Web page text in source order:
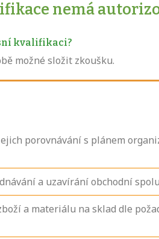
nemá
kvalifikaci?
možné složit zkoušku.
porovnávání s plánem
a uzavírání obchodní
a materiálu na sklad dle